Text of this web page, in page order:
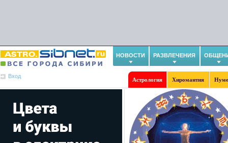
НОВОСТИ РАЗВЛЕЧЕНИЯ
Вход
Астрология Хиромантия